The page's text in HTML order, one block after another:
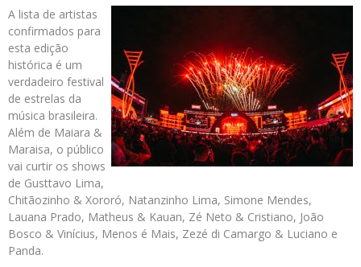
A lista de artistas
confirmados para
esta edição
histórica é um
verdadeiro festival
de estrelas da
música brasileira.
Além de Maiara &
Maraisa, o público
vai curtir os shows
de Gusttavo Lima,
Chitãozinho & Xororó, Natanzinho Lima, Simone Mendes,
Lauana Prado, Matheus & Kauan, Zé Neto & Cristiano, João
Bosco & Vinícius, Menos é Mais, Zezé di Camargo & Luciano e
Panda.